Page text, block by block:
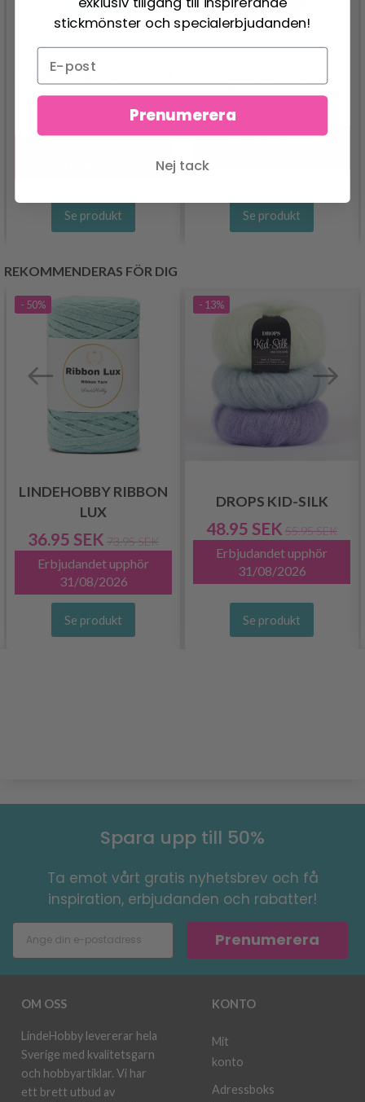
LINDEHOBBY COTTON
8/4
Se produkt
SCHEEPJES CATONA
24.95 SEK
Erbjudandet upphör
Se produkt
REKOMMENDERAS FÖR DIG
- 50%
LINDEHOBBY RIBBON
LUX
36.95 SEK 73.95 SEK
Erbjudandet upphör
31/08/2026
Se produkt
- 13%
DROPS KID-SILK
48.95 SEK 55.95 SEK
Erbjudandet upphör
31/08/2026
Se produkt
Spara upp till 50%
Ta emot vårt gratis nyhetsbrev och få
inspiration, erbjudanden och rabatter!
Prenumerera
OM OSS
LindeHobby levererar hela
Sverige med kvalitetsgarn
och hobbyartiklar. Vi har
ett brett utbud av
KONTO
Mit
konto
Adressboks
stickmönster och specialerbjudanden!
Prenumerera
Nej tack